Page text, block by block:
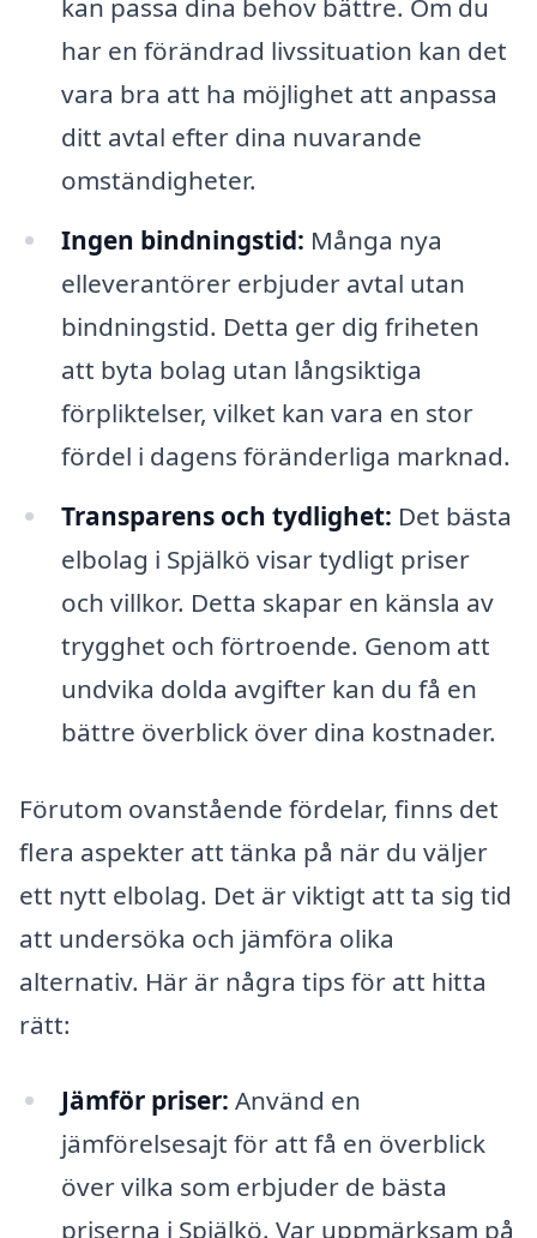
kan passa dina behov bättre. Om du
har en förändrad livssituation kan det
vara bra att ha möjlighet att anpassa
ditt avtal efter dina nuvarande
omständigheter.
Ingen bindningstid: Många nya
elleverantörer erbjuder avtal utan
bindningstid. Detta ger dig friheten
att byta bolag utan långsiktiga
förpliktelser, vilket kan vara en stor
fördel i dagens föränderliga marknad.
Transparens och tydlighet: Det bästa
elbolag i Spjälkö visar tydligt priser
och villkor. Detta skapar en känsla av
trygghet och förtroende. Genom att
undvika dolda avgifter kan du få en
bättre överblick över dina kostnader.
Förutom ovanstående fördelar, finns det
flera aspekter att tänka på när du väljer
ett nytt elbolag. Det är viktigt att ta sig tid
att undersöka och jämföra olika
alternativ. Här är några tips för att hitta
rätt:
Jämför priser: Använd en
jämförelsesajt för att få en överblick
över vilka som erbjuder de bästa
priserna i Spjälkö. Var uppmärksam på